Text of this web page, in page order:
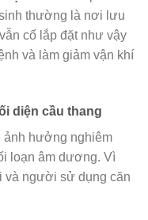
thường là nơi lưu
cố lắp đặt như vậy
và làm giảm vận khí
diện cầu thang
ảnh hưởng nghiêm
loạn âm dương. Vì
và người sử dụng căn